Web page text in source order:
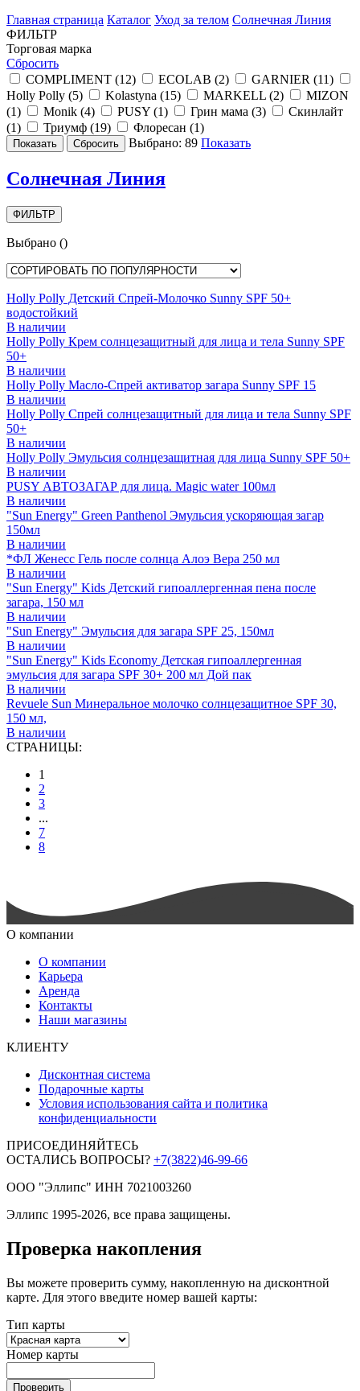
Главная страница Каталог Уход за телом Солнечная Линия
ФИЛЬТР
Торговая марка
Сбросить
COMPLIMENT (12) ECOLAB (2) GARNIER (11)
Holly Polly (5) Kolastyna (15) MARKELL (2)
MIZON
(1) Monik (4) PUSY (1) Грин мама (3)
Скинлайт
(1) Триумф (19) Флоресан (1)
Выбрано: 89 Показать
Солнечная Линия
ФИЛЬТР
Выбрано ()
Holly Polly Детский Спрей-Молочко Sunny SPF 50+
водостойкий
В наличии
Holly Polly Крем солнцезащитный для лица и тела Sunny SPF
50+
В наличии
Holly Polly Масло-Спрей активатор загара Sunny SPF 15
В наличии
Holly Polly Спрей солнцезащитный для лица и тела Sunny SPF
50+
В наличии
Holly Polly Эмульсия солнцезащитная для лица Sunny SPF 50+
В наличии
PUSY АВТОЗАГАР для лица. Magic water 100мл
В наличии
"Sun Energy" Green Panthenol Эмульсия ускоряющая загар
150мл
В наличии
*ФЛ Женесс Гель после солнца Алоэ Вера 250 мл
В наличии
"Sun Energy" Kids Детский гипоаллергенная пена после
загара, 150 мл
В наличии
"Sun Energy" Эмульсия для загара SPF 25, 150мл
В наличии
"Sun Energy" Kids Economy Детская гипоаллергенная
эмульсия для загара SPF 30+ 200 мл Дой пак
В наличии
Revuele Sun Минеральное молочко солнцезащитное SPF 30,
150 мл,
В наличии
СТРАНИЦЫ:
1
2
3
...
7
8
О компании
О компании
Карьера
Аренда
Контакты
Наши магазины
КЛИЕНТУ
Дисконтная система
Подарочные карты
Условия использования сайта и политика
конфиденциальности
ПРИСОЕДИНЯЙТЕСЬ
ОСТАЛИСЬ ВОПРОСЫ? +7(3822)46-99-66
ООО "Эллипс" ИНН 7021003260
Эллипс 1995-2026, все права защищены.
Проверка накопления
Вы можете проверить сумму, накопленную на дисконтной
карте. Для этого введите номер вашей карты:
Тип карты
Номер карты
Проверить